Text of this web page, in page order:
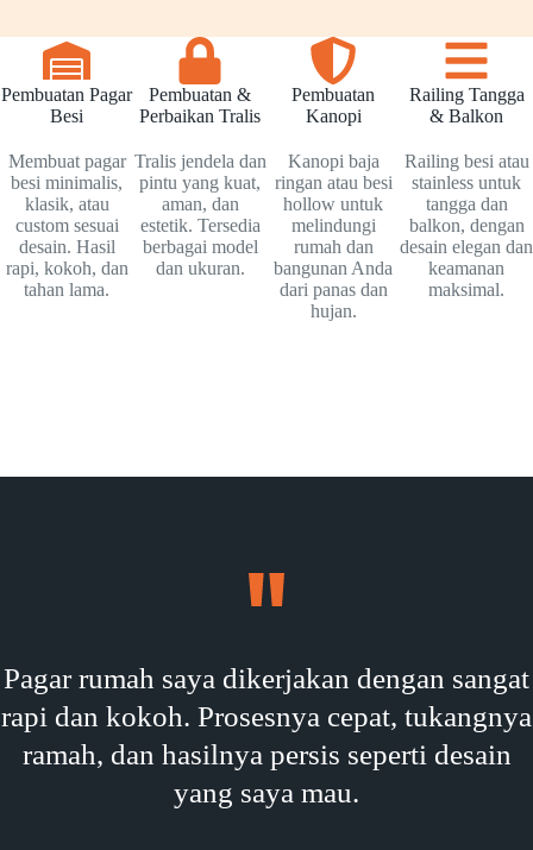
Pembuatan Pagar
Besi
Membuat pagar
besi minimalis,
klasik, atau
custom sesuai
desain. Hasil
rapi, kokoh, dan
tahan lama.
Pembuatan &
Perbaikan Tralis
Tralis jendela dan
pintu yang kuat,
aman, dan
estetik. Tersedia
berbagai model
dan ukuran.
Pembuatan
Kanopi
Kanopi baja
ringan atau besi
hollow untuk
melindungi
rumah dan
bangunan Anda
dari panas dan
hujan.
Railing Tangga
& Balkon
Railing besi atau
stainless untuk
tangga dan
balkon, dengan
desain elegan dan
keamanan
maksimal.
Pagar rumah saya dikerjakan dengan sangat
rapi dan kokoh. Prosesnya cepat, tukangnya
ramah, dan hasilnya persis seperti desain
yang saya mau.